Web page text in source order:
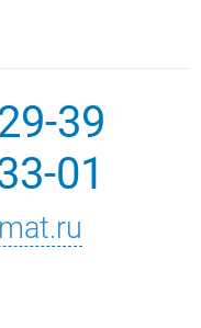
39
01